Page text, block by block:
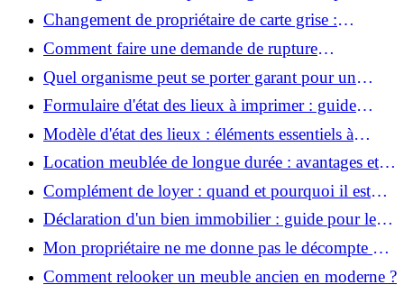
adapté pour les petites entreprises?
Changement de propriétaire de carte grise :
démarches simplifiées et essentielles
Comment faire une demande de rupture
conventionnelle en tant que salarié ?
Quel organisme peut se porter garant pour un
logement ?
Formulaire d'état des lieux à imprimer : guide
pratique
Modèle d'état des lieux : éléments essentiels à
inclure
Location meublée de longue durée : avantages et
conseils pour locataires
Complément de loyer : quand et pourquoi il est
appliqué ?
Déclaration d'un bien immobilier : guide pour les
propriétaires
Mon propriétaire ne me donne pas le décompte des
charges : que faire ?
Comment relooker un meuble ancien en moderne ?